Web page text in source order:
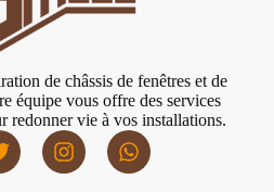
de châssis de fenêtres et de
équipe vous offre des services
redonner vie à vos installations.